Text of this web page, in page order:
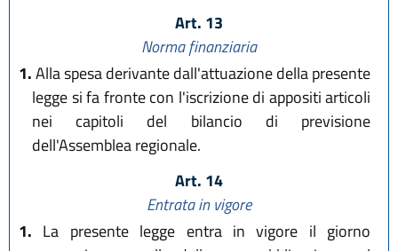
Art. 13
Norma finanziaria
1.Alla spesa derivante dall'attuazione della presente
legge si fa fronte con l'iscrizione di appositi articoli
nei capitoli del bilancio di previsione
dell'Assemblea regionale.
Art. 14
Entrata in vigore
1. La presente legge entra in vigore il giorno